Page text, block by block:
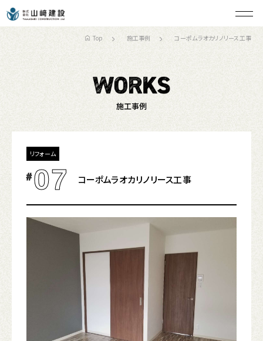
Top 施工事例 コーポムラオカリノリース工事
施工事例
リフォーム
#07 コーポムラオカリノリース工事